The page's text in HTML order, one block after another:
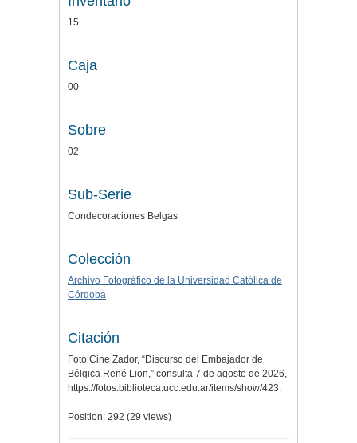
15
Caja
00
Sobre
02
Sub-Serie
Condecoraciones Belgas
Colección
Archivo Fotográfico de la Universidad Católica de
Córdoba
Citación
Foto Cine Zador, “Discurso del Embajador de
Bélgica René Lion,” consulta 7 de agosto de 2026,
https://fotos.biblioteca.ucc.edu.ar/items/show/423.
Position: 292 (29 views)